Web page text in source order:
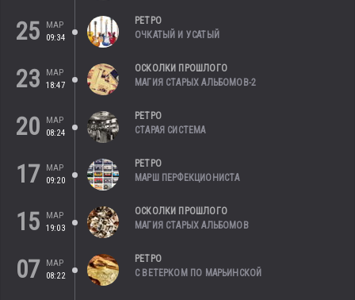
25
МАР
09:34
РЕТРО
ОЧКАТЫЙ И УСАТЫЙ
23
МАР
18:47
ОСКОЛКИ ПРОШЛОГО
МАГИЯ СТАРЫХ АЛЬБОМОВ-2
20
МАР
08:24
РЕТРО
СТАРАЯ СИСТЕМА
17
МАР
09:20
РЕТРО
МАРШ ПЕРФЕКЦИОНИСТА
15
МАР
19:03
ОСКОЛКИ ПРОШЛОГО
МАГИЯ СТАРЫХ АЛЬБОМОВ
07
МАР
08:22
РЕТРО
С ВЕТЕРКОМ ПО МАРЬИНСКОЙ